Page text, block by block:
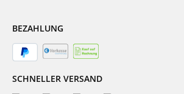
BEZAHLUNG
SCHNELLER VERSAND